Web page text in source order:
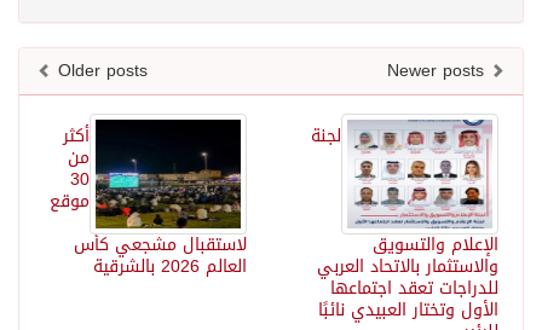
Older posts
أكثر
من
30
موقع
لاستقبال مشجعي كأس
العالم 2026 بالشرقية
لجنة
الإعلام والتسويق
والاستثمار بالاتحاد العربي
للدراجات تعقد اجتماعها
الأول وتختار العبيدي نائبًا